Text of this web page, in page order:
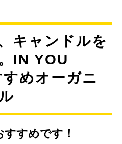
キャンドルを
IN YOU
めオーガニ
すめです！